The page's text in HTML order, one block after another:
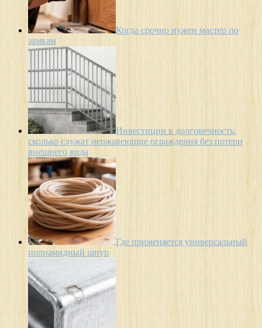
Когда срочно нужен мастер по
замкам
Инвестиции в долговечность:
сколько служат нержавеющие ограждения без потери
внешнего вида
Где применяется универсальный
полиамидный шнур